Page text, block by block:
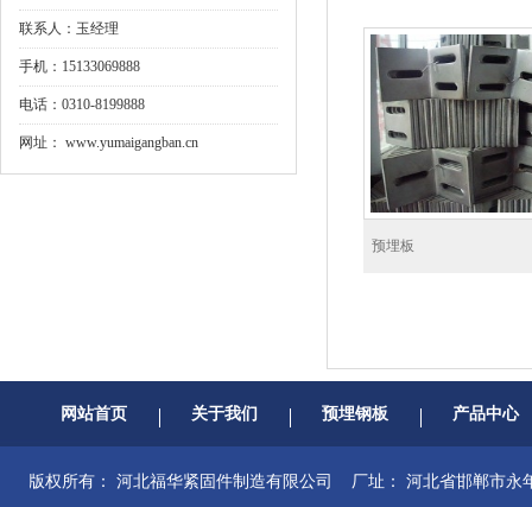
联系人：玉经理
手机：15133069888
电话：0310-8199888
网址： www.yumaigangban.cn
预埋板
网站首页 关于我们 预埋钢板 产品中心
版权所有： 河北福华紧固件制造有限公司 厂址： 河北省邯郸市